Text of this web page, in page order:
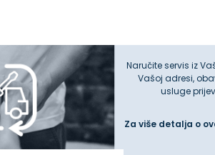
Naručite servis iz
Vašoj adresi,
usluge
Za više detalja o